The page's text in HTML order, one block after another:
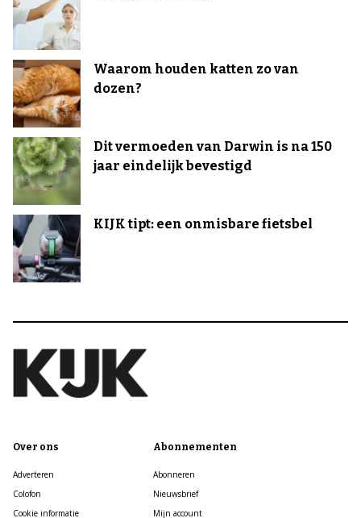
Waarom houden katten zo van
dozen?
Dit vermoeden van Darwin is na 150
jaar eindelijk bevestigd
KIJK tipt: een onmisbare fietsbel
Over ons
Adverteren
Colofon
Cookie informatie
Abonnementen
Abonneren
Nieuwsbrief
Mijn account